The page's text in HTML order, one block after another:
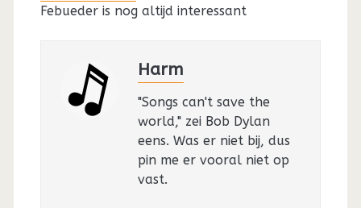
Febueder is nog altijd interessant
Harm
"Songs can't save the
world," zei Bob Dylan
eens. Was er niet bij, dus
pin me er vooral niet op
vast.